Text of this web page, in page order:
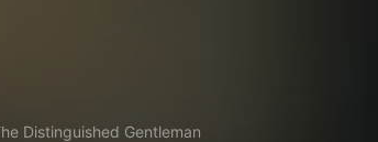
Distinguished Gentleman